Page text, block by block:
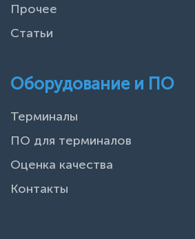
Прочее
Статьи
Оборудование и ПО
Терминалы
ПО для терминалов
Оценка качества
Контакты